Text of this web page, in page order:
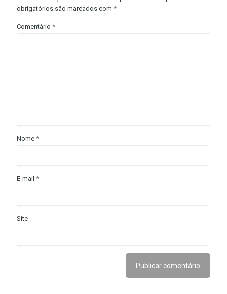
obrigatórios são marcados com *
Comentário *
Nome *
E-mail *
Site